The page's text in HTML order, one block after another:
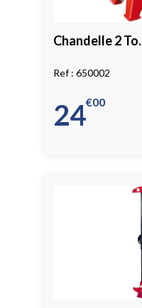
Chandelle 2 To.
650002
24 00
€